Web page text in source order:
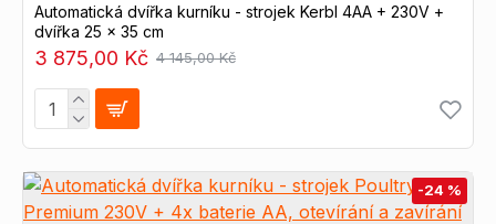
Automatická dvířka kurníku - strojek Kerbl 4AA + 230V +
dvířka 25 x 35 cm
3 875,00 Kč 4 145,00 Kč
-24 %